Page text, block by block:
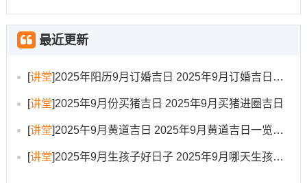
最近更新
[讲堂]2025年阳历9月订婚吉日 2025年9月订婚吉日有哪几天
[讲堂]2025年9月份买猪吉日 2025年9月买猪进圈吉日
[讲堂]2025午9月黄道吉日 2025年9月黄道吉日一览表大全
[讲堂]2025年9月生孩子好日子 2025年9月哪天生孩子比较好